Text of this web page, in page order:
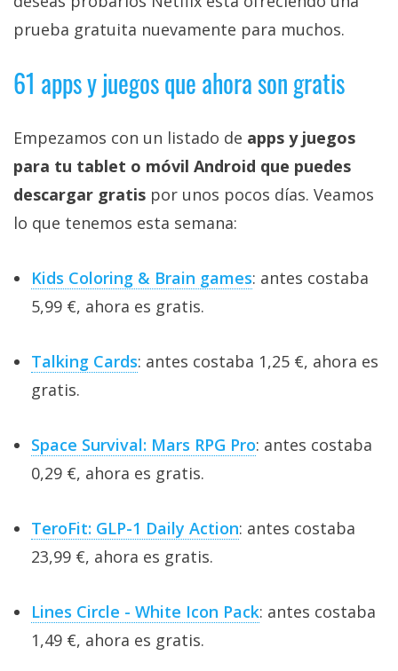
prueba gratuita nuevamente para muchos.
61 apps y juegos que ahora son gratis
Empezamos con un listado de apps y juegos
para tu tablet o móvil Android que puedes
descargar gratis por unos pocos días. Veamos
lo que tenemos esta semana:
Kids Coloring & Brain games: antes costaba
5,99 €, ahora es gratis.
Talking Cards: antes costaba 1,25 €, ahora es
gratis.
Space Survival: Mars RPG Pro: antes costaba
0,29 €, ahora es gratis.
TeroFit: GLP-1 Daily Action: antes costaba
23,99 €, ahora es gratis.
Lines Circle - White Icon Pack: antes costaba
1,49 €, ahora es gratis.